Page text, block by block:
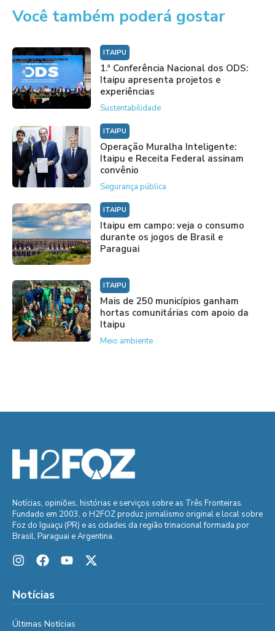
Você também poderá gostar
ITAIPU
1.ª Conferência Nacional dos ODS:
Itaipu apresenta projetos e
experiências
Sustentabilidade
ITAIPU
Operação Muralha Inteligente:
Itaipu e Receita Federal assinam
convênio
Segurança pública
ITAIPU
Itaipu em campo: veja o consumo
durante os jogos de Brasil e
Paraguai
ITAIPU
Mais de 250 municípios ganham
hortas comunitárias com apoio da
Itaipu
Meio ambiente
Notícias, opiniões, histórias e serviços sobre as Três Fronteiras.
Fundado em 2003, o H2FOZ produz jornalismo original e local sobre
Foz do Iguaçu (PR) e as cidades da região trinacional formada por
Brasil, Paraguai e Argentina.
Notícias
Últimas Notícias